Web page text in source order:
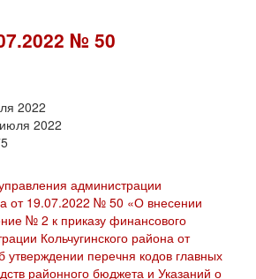
№ 50
2022
2022
администрации
от 19.07.2022 № 50 «О внесении
№ 2 к приказу финансового
Кольчугинского района от
перечня кодов главных
районного бюджета и Указаний о